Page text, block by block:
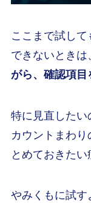
ここまで試し
できないときは
がら、確認項目
特に見直したい
カウントまわ
とめておきたい
やみくもに試す